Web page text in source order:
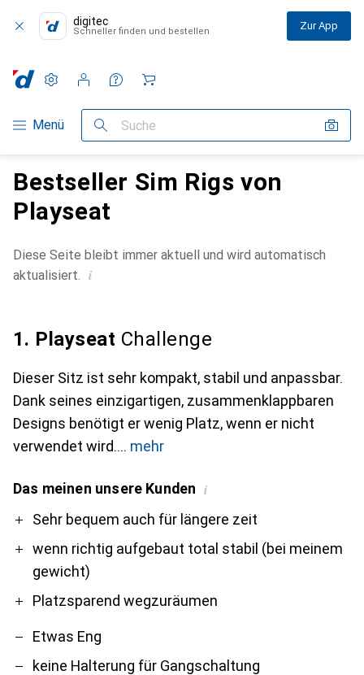
digitec
Schneller finden und bestellen Zur App
Navigation nach Kategorien
Menü Suche
Einstellungen
Kundenkonto
Vergleichslisten
Merklisten
Warenkorb
Bestseller Sim Rigs von
Playseat
Diese Seite bleibt immer aktuell und wird automatisch
aktualisiert. i
1. Playseat Challenge
Dieser Sitz ist sehr kompakt, stabil und anpassbar.
Dank seines einzigartigen, zusammenklappbaren
Designs benötigt er wenig Platz, wenn er nicht
verwendet wird.
mehr
Das meinen unsere Kunden i
ProSehr bequem auch für längere zeit
wenn richtig aufgebaut total stabil (bei meinem
gewicht)
Platzsparend wegzuräumen
Contra
Etwas Eng
keine Halterung für Gangschaltung